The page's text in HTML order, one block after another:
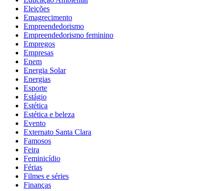
Eleições
Emagrecimento
Empreendedorismo
Empreendedorismo feminino
Empregos
Empresas
Enem
Energia Solar
Energias
Esporte
Estágio
Estética
Estética e beleza
Evento
Externato Santa Clara
Famosos
Feira
Feminicídio
Férias
Filmes e séries
Finanças